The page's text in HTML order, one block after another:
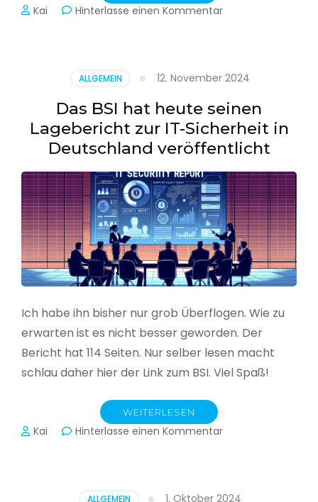
Kai Hinterlasse einen Kommentarzu
aus
CSV
erstellen
ALLGEMEIN 12. November 2024
Das BSI hat heute seinen
Lagebericht zur IT-Sicherheit in
Deutschland veröffentlicht
Ich habe ihn bisher nur grob Überflogen. Wie zu
erwarten ist es nicht besser geworden. Der
Bericht hat 114 Seiten. Nur selber lesen macht
schlau daher hier der Link zum BSI. Viel Spaß!
WEITERLESEN
Kai Hinterlasse einen Kommentarzu
ALLGEMEIN 1. Oktober 2024